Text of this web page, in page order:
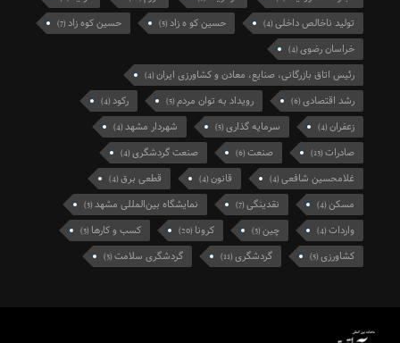
تولید ناخالص داخلی(4) حسین کو ه زاد(5) حسین کوه زاد(7)
خراسان رضوی(4)
رئیس اتاق بازرگانی، صنایع، معادن و کشاورزی ایران(4)
رشد اقتصادی(6) رویداد به توان مردم(5) رکود(4)
زعفران(4) سرمایه گذاری(5) شهردار مشهد(4)
صادرات(13) صنعت(6) صنعت گردشگری(4)
غلامحسین شافعی(4) قانون(4) قطعی برق(4)
مسکن(4) نقدینگی(7) نمایشگاه بین‌المللی مشهد(3)
واردات(4) چین(3) کرونا (20) کسب و کارها (3)
کشاورزی(5) گردشگری(11) گردشگری سلامت(3)